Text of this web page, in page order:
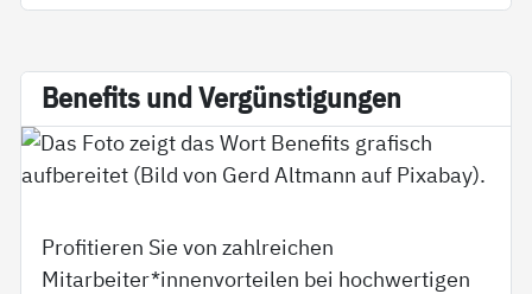
Be­ne­fits und Ver­güns­ti­gun­gen
Profitieren Sie von zahlreichen
Mitarbeiter*innenvorteilen bei hochwertigen